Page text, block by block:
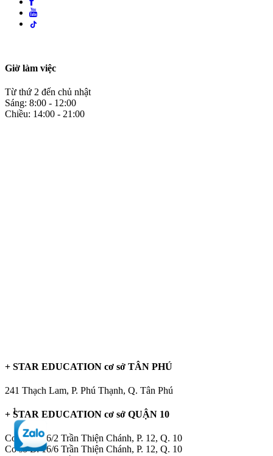
Giờ làm việc
Từ thứ 2 đến chủ nhật
Sáng: 8:00 - 12:00
Chiều: 14:00 - 21:00
+ STAR EDUCATION cơ sở TÂN PHÚ
241 Thạch Lam, P. Phú Thạnh, Q. Tân Phú
+ STAR EDUCATION cơ sở QUẬN 10
Cơ sở A: 16/2 Trần Thiện Chánh, P. 12, Q. 10
Cơ sở B: 16/6 Trần Thiện Chánh, P. 12, Q. 10
1